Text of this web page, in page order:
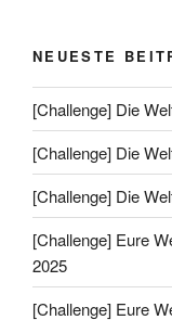
NEUESTE
[Challenge] Die
[Challenge] Die
[Challenge] Die
[Challenge] Eure
2025
[Challenge] Eure